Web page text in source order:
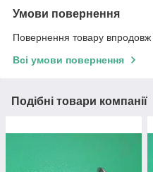
Умови повернення
Повернення товару впродовж
Всі умови повернення
Подібні товари компанії